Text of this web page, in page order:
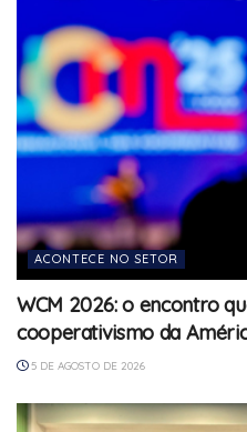
ACONTECE NO SETOR
WCM 2026: o encontro
cooperativismo da
5 DE AGOSTO DE 2026